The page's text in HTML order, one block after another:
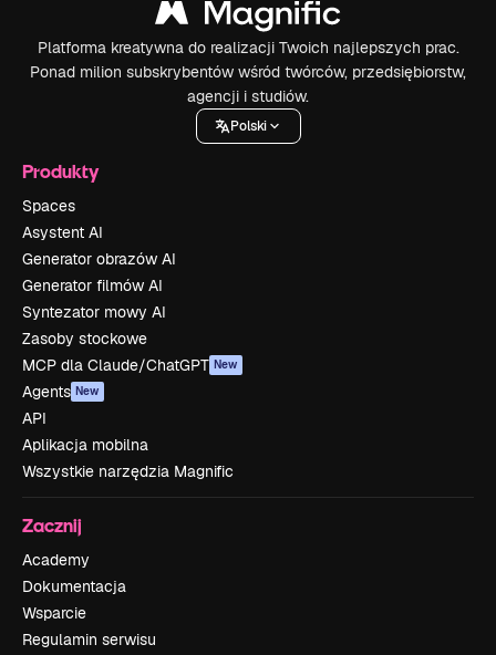
Platforma kreatywna do realizacji Twoich najlepszych prac.
Ponad milion subskrybentów wśród twórców, przedsiębiorstw,
agencji i studiów.
Polski
Produkty
Spaces
Asystent AI
Generator obrazów AI
Generator filmów AI
Syntezator mowy AI
Zasoby stockowe
MCP dla Claude/ChatGPT New
Agents New
API
Aplikacja mobilna
Wszystkie narzędzia Magnific
Zacznij
Academy
Dokumentacja
Wsparcie
Regulamin serwisu